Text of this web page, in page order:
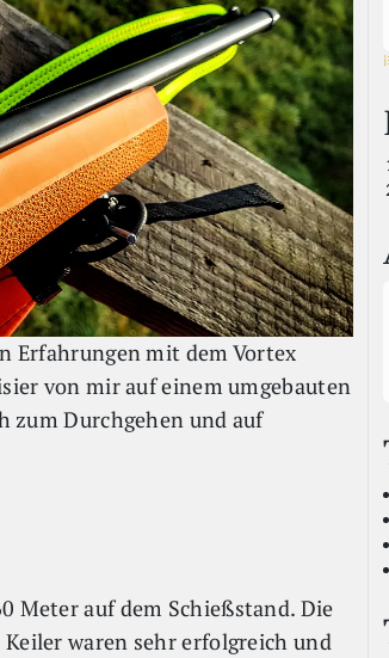
Erfahrungen mit dem Vortex
von mir auf einem umgebauten
zum Durchgehen und auf
Meter auf dem Schießstand. Die
waren sehr erfolgreich und